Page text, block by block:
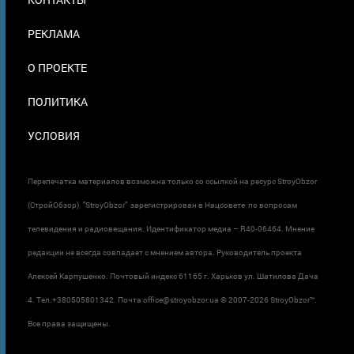
В
РЕКЛАМА
О ПРОЕКТЕ
ПОЛИТИКА
УСЛОВИЯ
Перепечатка материалов возможна только со ссылкой на ресурс StroyObzor
(СтройОбзор). "StroyObzor" зарегистрирован в Нацсовете по вопросам
телевидения и радиовещания. Идентификатор медиа – R40-06464. Мнение
редакции не всегда совпадает с мнением автора. Руководитель проекта
Алексей Карпушенко. Почтовый индекс 61165 г. Харьков ул. Шатилова Дача
4. Тел.+380505801342. Почта office@stroyobzor.ua © 2007-2026 StroyObzor™.
Все права защищены.